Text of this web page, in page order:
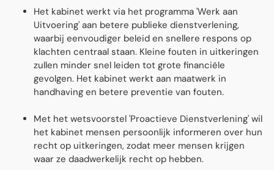
Het kabinet werkt via het programma 'Werk aan
Uitvoering' aan betere publieke dienstverlening,
waarbij eenvoudiger beleid en snellere respons op
klachten centraal staan. Kleine fouten in uitkeringen
zullen minder snel leiden tot grote financiële
gevolgen. Het kabinet werkt aan maatwerk in
handhaving en betere preventie van fouten.
Met het wetsvoorstel 'Proactieve Dienstverlening' wil
het kabinet mensen persoonlijk informeren over hun
recht op uitkeringen, zodat meer mensen krijgen
waar ze daadwerkelijk recht op hebben.